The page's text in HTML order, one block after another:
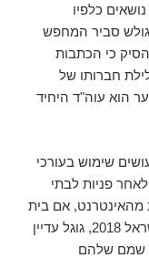
כלפיו
גולש סביר המחפש
כי הכתבות
חברותו של
הוא עוה"ד היחיד
עושים שימוש בעורכי
פניות לבתי
אם בית
המשפט לא יורה להם כך בצו מפורש. בישראל 2018, גוגל עדיין
שמם שלהם